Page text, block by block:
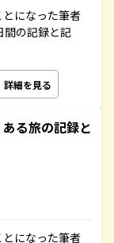
になった筆者
間の記録と記
詳細を見る
る旅の記録と
になった筆者